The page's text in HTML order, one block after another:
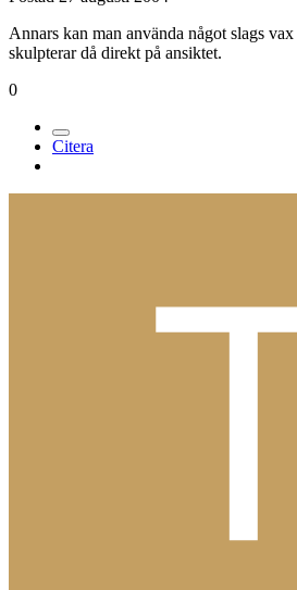
Annars kan man använda något slags
skulpterar då direkt på ansiktet.
0
Citera